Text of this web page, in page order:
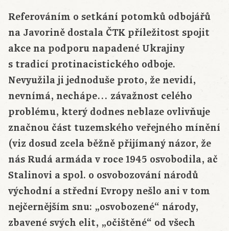
Referováním o setkání potomků odbojářů
na Javorině dostala ČTK příležitost spojit
akce na podporu napadené Ukrajiny
s tradicí protinacistického odboje.
Nevyužila ji jednoduše proto, že nevidí,
nevnímá, nechápe… závažnost celého
problému, který dodnes neblaze ovlivňuje
značnou část tuzemského veřejného mínění
(viz dosud zcela běžně přijímaný názor, že
nás Rudá armáda v roce 1945 osvobodila, ač
Stalinovi a spol. o osvobozování národů
východní a střední Evropy nešlo ani v tom
nejčernějším snu: „osvobozené“ národy,
zbavené svých elit, „očištěné“ od všech